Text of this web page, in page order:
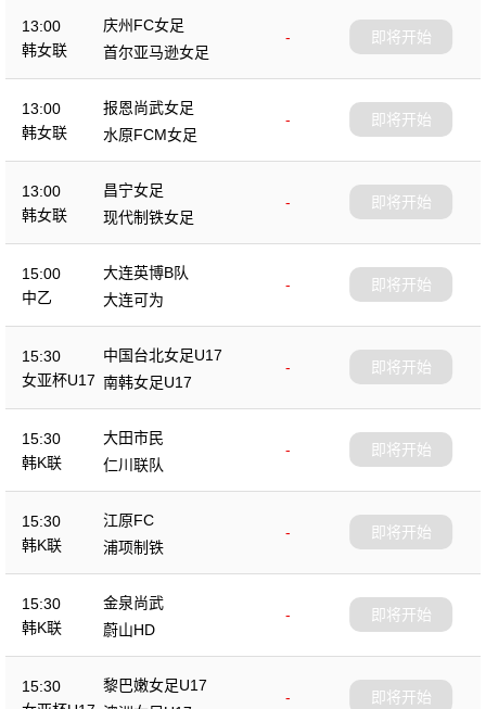
13:00
韩女联
庆州FC女足
-
首尔亚马逊女足
即将开始
13:00
韩女联
报恩尚武女足
-
水原FCM女足
即将开始
13:00
韩女联
昌宁女足
-
现代制铁女足
即将开始
15:00
中乙
大连英博B队
-
大连可为
即将开始
15:30
女亚杯U17
中国台北女足U17
-
南韩女足U17
即将开始
15:30
韩K联
大田市民
-
仁川联队
即将开始
15:30
韩K联
江原FC
-
浦项制铁
即将开始
15:30
韩K联
金泉尚武
-
蔚山HD
即将开始
15:30
黎巴嫩女足U17
-
即将开始